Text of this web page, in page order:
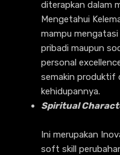
diterapkan dalam
Mengetahui
mampu
pribadi maupun
personal
semakin produktif
kehidupannya.
Spiritual
Ini merupakan
soft skill